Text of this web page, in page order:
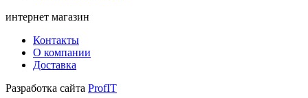
интернет магазин
Контакты
О компании
Доставка
Разработка сайта ProfIT